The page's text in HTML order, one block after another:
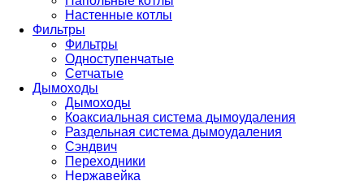
Настенные котлы
Фильтры
Фильтры
Одноступенчатые
Сетчатые
Дымоходы
Дымоходы
Коаксиальная система дымоудаления
Раздельная система дымоудаления
Сэндвич
Переходники
Нержавейка